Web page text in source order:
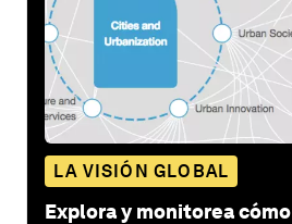
LA VISIÓN GLOBAL
Explora y monitorea cómo